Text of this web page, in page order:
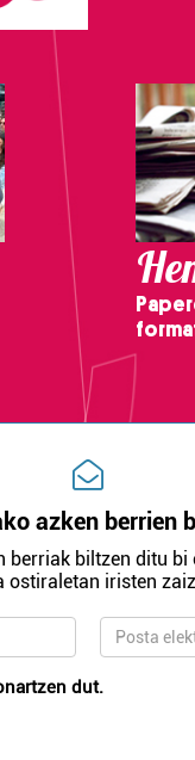
azken berrien
berriak biltzen ditu bi
ostiraletan iristen
dut.